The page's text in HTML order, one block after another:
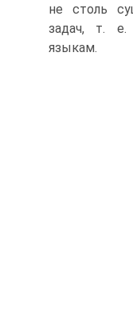
не столь
задач, т. е.
языкам.